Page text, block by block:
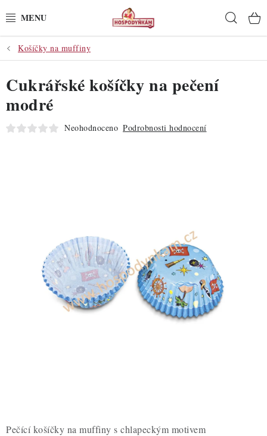
na
POTŘEBY
POMŮCKY
SUROVINY
ZDRAVÉ PEČENÍ
DÁRKOVÉ POUKAZY
Košíčky na muffiny
Pečící košíčky na muffiny s chlapeckým motivem
Cukrářské košíčky na pečení
modré
Neohodnoceno Podrobnosti hodnocení